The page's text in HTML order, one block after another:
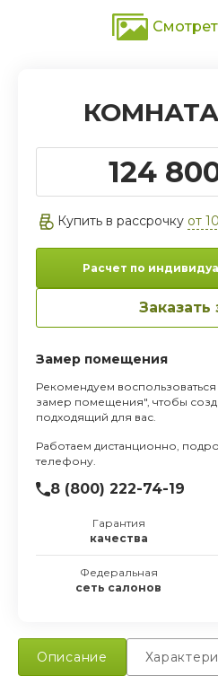
124
Купить в рассрочку от
Расчет по
Заказать
Замер помещения
Рекомендуем
замер помещения", чтобы
подходящий для вас.
Работаем дистанционно,
телефону.
8 (800) 222-74-19
Гарантия
качества
Федеральная
сеть салонов
Описание